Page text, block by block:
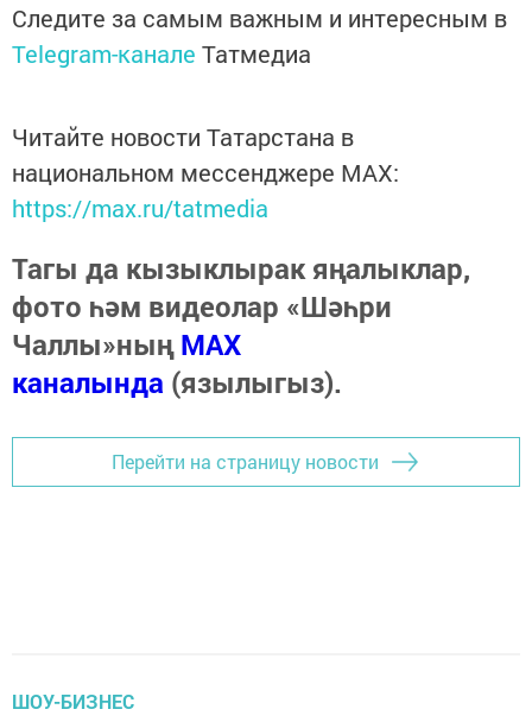
Следите за самым важным и интересным в
Telegram-канале Татмедиа
Читайте новости Татарстана в
национальном мессенджере MАХ:
https://max.ru/tatmedia
Тагы да кызыклырак яңалыклар,
фото һәм видеолар «Шәһри
Чаллы»ныңMAX
каналында (язылыгыз).
Перейти на страницу новости
ШОУ-БИЗНЕС